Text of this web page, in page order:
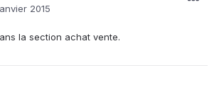
2015
la section achat vente.